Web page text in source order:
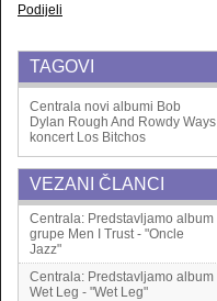
Podijeli
TAGOVI
Centrala novi albumi Bob
Dylan Rough And Rowdy Ways
koncert Los Bitchos
VEZANI ČLANCI
Centrala: Predstavljamo album
grupe Men I Trust - "Oncle
Jazz"
Centrala: Predstavljamo album
Wet Leg - "Wet Leg"